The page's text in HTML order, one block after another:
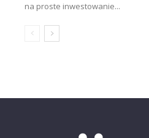
na proste inwestowanie...